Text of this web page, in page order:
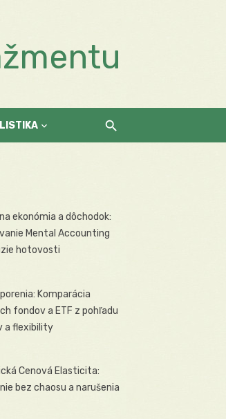
ekonómia a dôchodok:
Mental Accounting
hotovosti
Komparácia
fondov a ETF z pohľadu
a flexibility
Cenová Elasticita:
bez chaosu a narušenia